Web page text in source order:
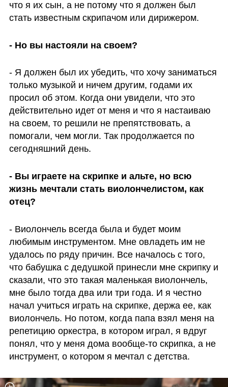
что я их сын, а не потому что я должен был
стать известным скрипачом или дирижером.
- Но вы настояли на своем?
- Я должен был их убедить, что хочу заниматься
только музыкой и ничем другим, годами их
просил об этом. Когда они увидели, что это
действительно идет от меня и что я настаиваю
на своем, то решили не препятствовать, а
помогали, чем могли. Так продолжается по
сегодняшний день.
- Вы играете на скрипке и альте, но всю
жизнь мечтали стать виолончелистом, как
отец?
- Виолончель всегда была и будет моим
любимым инструментом. Мне овладеть им не
удалось по ряду причин. Все началось с того,
что бабушка с дедушкой принесли мне скрипку и
сказали, что это такая маленькая виолончель,
мне было тогда два или три года. И я честно
начал учиться играть на скрипке, держа ее, как
виолончель. Но потом, когда папа взял меня на
репетицию оркестра, в котором играл, я вдруг
понял, что у меня дома вообще-то скрипка, а не
инструмент, о котором я мечтал с детства.